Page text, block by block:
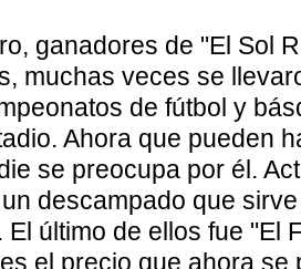
ganadores de "El Sol
muchas veces se
de fútbol y
Ahora que pueden
se preocupa por él.
descampado que
último de ellos fue "El
el precio que ahora se